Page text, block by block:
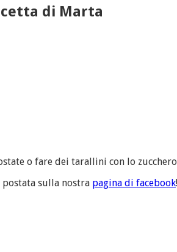
di Marta
o fare dei tarallini con lo
postata sulla nostra pagina di facebook!